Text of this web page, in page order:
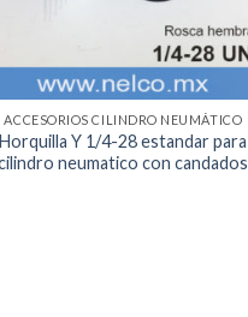
ACCESORIOS CILINDRO NEUMÁTICO
Horquilla Y 1/4-28 estandar para
neumatico con candados